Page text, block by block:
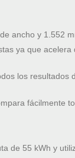
ancho y 1.552
ya que acelera
los resultados
fácilmente
de 55 kWh y